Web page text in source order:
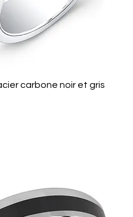
carbone noir et gris